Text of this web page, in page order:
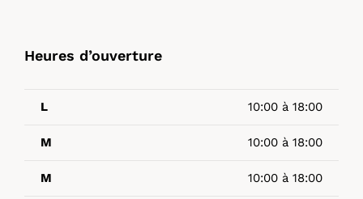
Heures d’ouverture
L 10:00 à 18:00
M 10:00 à 18:00
M 10:00 à 18:00